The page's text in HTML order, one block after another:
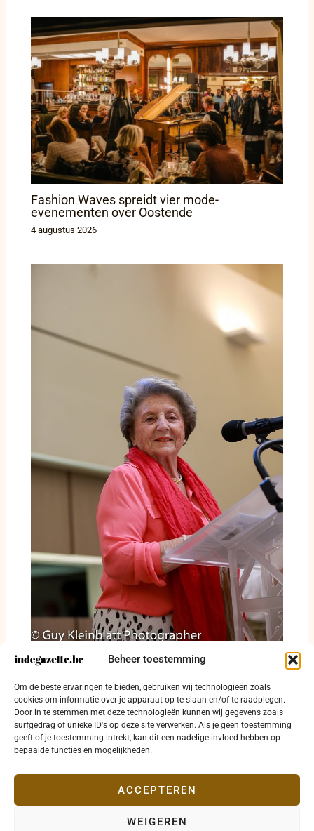
Beheer toestemming
Om de beste ervaringen te bieden, gebruiken wij technologieën zoals
cookies om informatie over je apparaat op te slaan en/of te raadplegen.
Door in te stemmen met deze technologieën kunnen wij gegevens zoals
surfgedrag of unieke ID's op deze site verwerken. Als je geen toestemming
geeft of je toestemming intrekt, kan dit een nadelige invloed hebben op
bepaalde functies en mogelijkheden.
ACCEPTEREN
WEIGEREN
Fashion Waves spreidt vier mode-
evenementen over Oostende
4 augustus 2026
Barones Regina Sluszny genomineerd voor
Simon-Wiesenthal-Prijs 2025 en krijgt
bijzondere internationale hulde in het
Oostenrijkse parlement
28 juli 2026